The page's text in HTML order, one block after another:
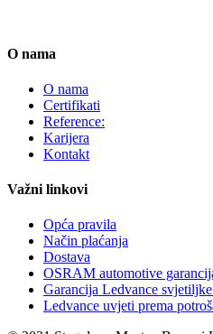
O nama
O nama
Certifikati
Reference:
Karijera
Kontakt
Važni linkovi
Opća pravila
Način plaćanja
Dostava
OSRAM automotive
Garancija Ledvance
Ledvance uvjeti prema